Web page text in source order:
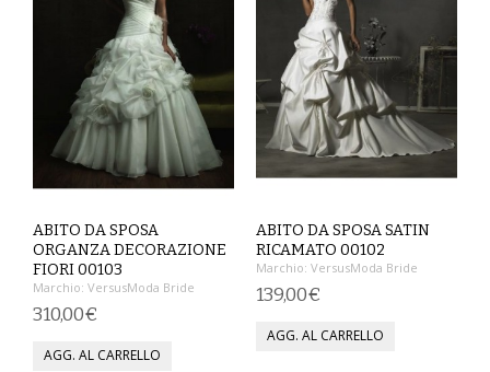
TUTE PANTALONI
VESTITI
BAMBINO
CERIMONIA
COMPLETI
GIACCHE E CAPPOTTI
ABITO DA SPOSA
ORGANZA DECORAZIONE
FIORI 00103
Marchio: VersusModa Bride
310,00€
ABITO DA SPOSA SATIN
RICAMATO 00102
Marchio: VersusModa Bride
139,00€